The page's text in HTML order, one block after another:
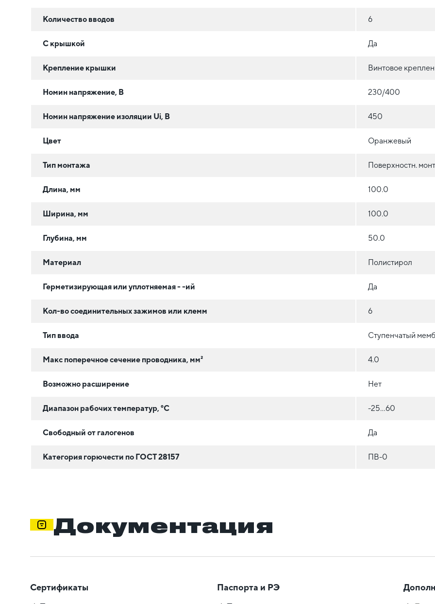
Количество вводов 6
С крышкой Да
Крепление крышки Винтовое
Номин напряжение, В 230/400
Номин напряжение изоляции Ui, В 450
Цвет Оранжевый
Тип монтажа Поверхностн.
Длина, мм 100.0
Ширина, мм 100.0
Глубина, мм 50.0
Материал Полистирол
Герметизирующая или уплотняемая - -ий Да
Кол-во соединительных зажимов или клемм 6
Тип ввода Ступенчатый
Макс поперечное сечение проводника, мм² 4.0
Возможно расширение Нет
Диапазон рабочих температур, °C -25...60
Свободный от галогенов Да
Категория горючести по ГОСТ 28157 ПВ-0
Документация
Сертификаты Паспорта и РЭ